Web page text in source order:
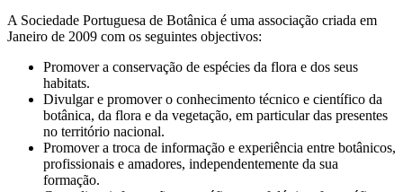
A Sociedade Portuguesa de Botânica é uma associação criada em
Janeiro de 2009 com os seguintes objectivos:
Promover a conservação de espécies da flora e dos seus
habitats.
Divulgar e promover o conhecimento técnico e científico da
botânica, da flora e da vegetação, em particular das presentes
no território nacional.
Promover a troca de informação e experiência entre botânicos,
profissionais e amadores, independentemente da sua
formação.